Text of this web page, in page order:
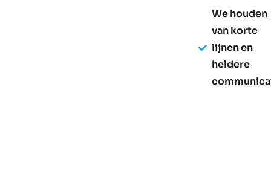
We houden
van korte
lijnen en
heldere